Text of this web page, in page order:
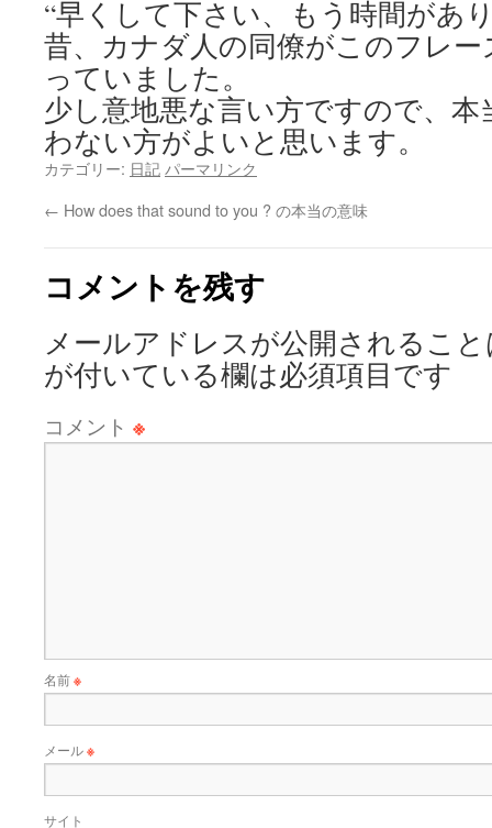
“早くして下さい、もう時間があ
昔、カナダ人の同僚がこのフレ
っていました。
少し意地悪な言い方ですので、本
わない方がよいと思います。
カテゴリー: 日記 パーマリンク
← How does that sound to you ? の本当の意味
コメントを残す
メールアドレスが公開されるこ
が付いている欄は必須項目です
コメント ※
名前※
メール※
サイト